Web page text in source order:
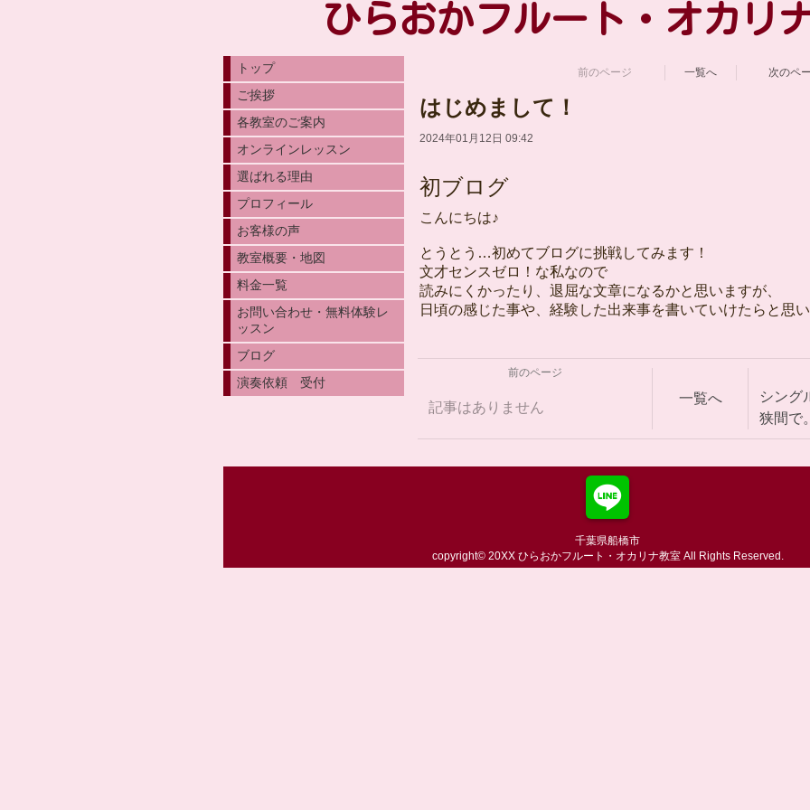
ひらおかフルート・オカリ
前のページ 一覧へ 次のペ
はじめまして！
2024年01月12日 09:42
初ブログ
こんにちは♪
とうとう…初めてブログに挑戦してみます！
文才センスゼロ！な私なので
読みにくかったり、退屈な文章になるかと思いますが、
日頃の感じた事や、経験した出来事を書いていけたらと思
前のページ
記事はありません
一覧へ
シング
狭間で
トップ
ご挨拶
各教室のご案内
オンラインレッスン
選ばれる理由
プロフィール
お客様の声
教室概要・地図
料金一覧
お問い合わせ・無料体験レ
ッスン
ブログ
演奏依頼 受付
千葉県船橋市
copyright© 20XX ひらおかフルート・オカリナ教室 All Rights Reserved.